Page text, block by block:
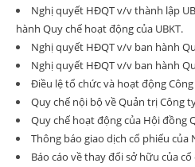
Nghị quyết HĐQT v/v thành lập
hành Quy chế hoạt động của UBKT.
Nghị quyết HĐQT v/v ban hành
Nghị quyết HĐQT v/v ban hành
Điều lệ tổ chức và hoạt động
Quy chế nội bộ về Quản trị Công
Quy chế hoạt động của Hội đồng
Thông báo giao dịch cổ phiếu của
Báo cáo về thay đổi sở hữu của